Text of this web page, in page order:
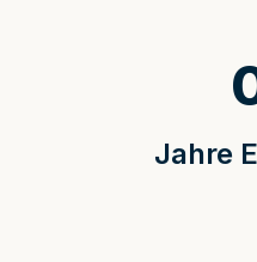
Jahre